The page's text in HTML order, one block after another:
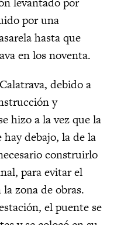
por una
hasta que
en los noventa.
debido a
y
hizo a la vez que la
debajo, la de la
construirlo
para evitar el
zona de obras.
el puente se